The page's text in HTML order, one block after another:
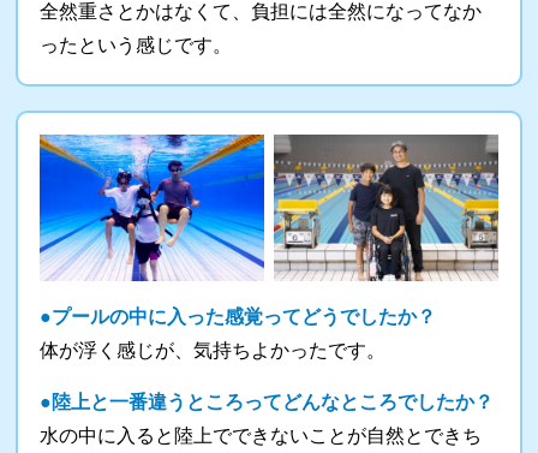
全然重さとかはなくて、負担には全然になってなか
ったという感じです。
●プールの中に入った感覚ってどうでしたか？
体が浮く感じが、気持ちよかったです。
●陸上と一番違うところってどんなところでしたか？
水の中に入ると陸上でできないことが自然とできち